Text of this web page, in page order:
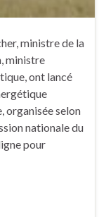
ministre de la
ministre
ont lancé
organisée selon
nationale du
pour